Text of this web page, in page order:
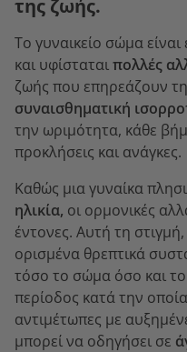
της ζωής.
Το γυναικείο σώμα
και υφίσταταιπολλές
ζωής που επηρεάζουν τη
συναισθηματική
την ωριμότητα, κάθε
προκλήσεις και ανάγκες.
Καθώς μια γυναίκα
ηλικία, οι ορμονικές
έντονες. Αυτή τη
ορισμένα θρεπτικά
τόσο το σώμα όσο και το
περίοδος κατά την
αντιμέτωπες με
μπορεί να οδηγήσει σε